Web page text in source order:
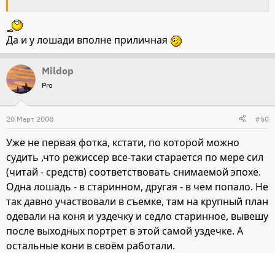
Да и у лошади вполне приличная
Mildop
Pro
20 Март 2008 #50
Уже не первая фотка, кстати, по которой можно
судить ,что режиссер все-таки старается по мере сил
(читай - средств) соответствовать снимаемой эпохе.
Одна лошадь - в старинном, другая - в чем попало. Не
так давно участвовали в съемке, там на крупный план
одевали на коня и уздечку и седло старинное, вывешу
после выходных портрет в этой самой уздечке. А
остальные кони в своём работали.